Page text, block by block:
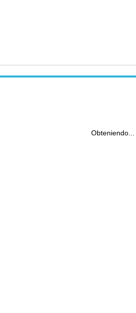
Obteniendo...